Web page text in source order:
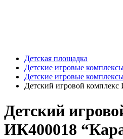
Детская площадка
Детские игровые
Детские игровые
Детский игровой
Детский
ИК400018